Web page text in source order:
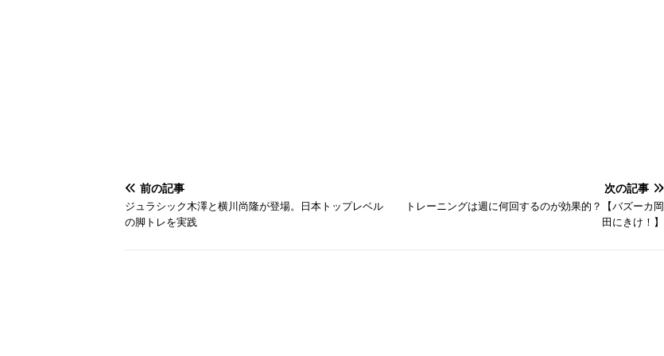
前の記事
ジュラシック木澤と横川尚隆が登場。日本トップレベル
の脚トレを実践
次の記事
トレーニングは週に何回するのが効果的？【バズーカ岡
田にきけ！】